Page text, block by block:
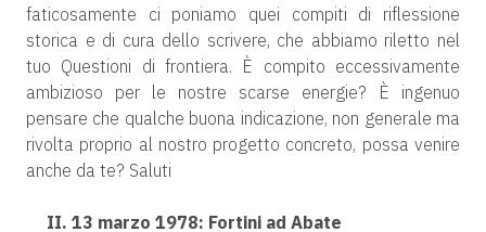
faticosamente ci poniamo quei compiti di riflessione
storica e di cura dello scrivere, che abbiamo riletto nel
tuo Questioni di frontiera. È compito eccessivamente
ambizioso per le nostre scarse energie? È ingenuo
pensare che qualche buona indicazione, non generale ma
rivolta proprio al nostro progetto concreto, possa venire
anche da te? Saluti
II. 13 marzo 1978: Fortini ad Abate